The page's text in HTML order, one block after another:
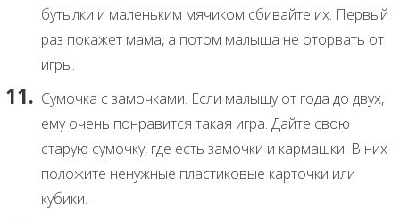
бутылки и маленьким мячиком сбивайте их. Первый
раз покажет мама, а потом малыша не оторвать от
игры.
Сумочка с замочками. Если малышу от года до двух,
ему очень понравится такая игра. Дайте свою
старую сумочку, где есть замочки и кармашки. В них
положите ненужные пластиковые карточки или
кубики.